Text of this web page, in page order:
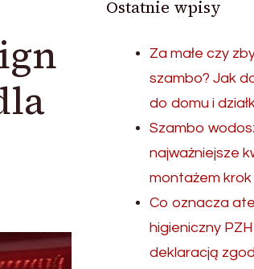
Ostatnie wpisy
Za małe czy
szambo? Jak
do domu i
Szambo
najważniejsze
montażem
Co oznacza
higieniczny
deklaracją